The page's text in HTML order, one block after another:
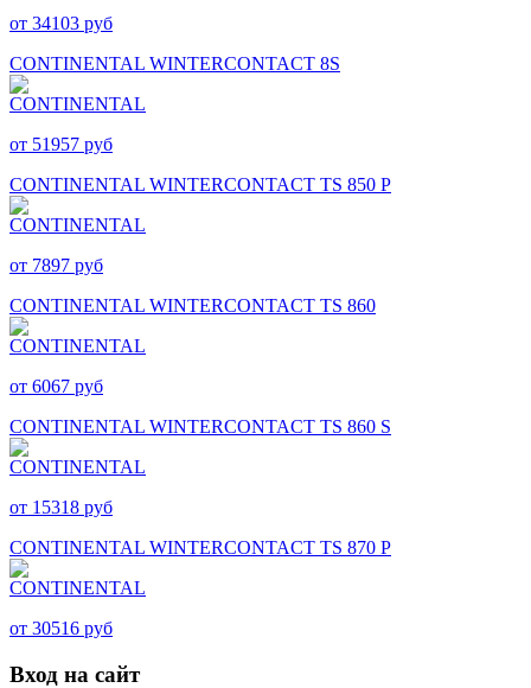
от 34103 руб
CONTINENTAL WINTERCONTACT 8S
от 51957 руб
CONTINENTAL WINTERCONTACT TS 850 P
от 7897 руб
CONTINENTAL WINTERCONTACT TS 860
от 6067 руб
CONTINENTAL WINTERCONTACT TS 860 S
от 15318 руб
CONTINENTAL WINTERCONTACT TS 870 P
от 30516 руб
Вход на сайт